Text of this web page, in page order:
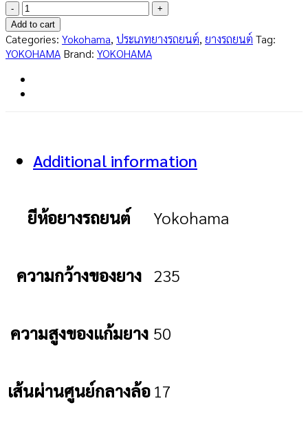
ADVAN
Sport
V105
JP
quantity
Add to cart
Categories: Yokohama, ประเภทยางรถยนต์, ยางรถยนต์ Tag:
YOKOHAMA Brand: YOKOHAMA
Additional information
ยีห้อยางรถยนต์ Yokohama
ความกว้างของยาง 235
ความสูงของแก้มยาง 50
เส้นผ่านศูนย์กลางล้อ17